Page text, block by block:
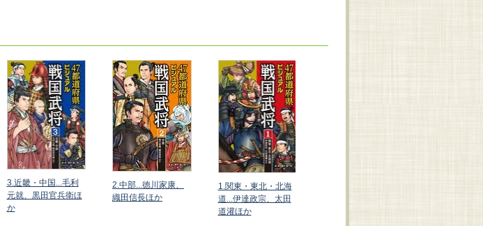
3.近畿・中国...毛利
元就、黒田官兵衛ほ
か
2.中部...徳川家康、
織田信長ほか
1.関東・東北・北海
道...伊達政宗、太田
道灌ほか